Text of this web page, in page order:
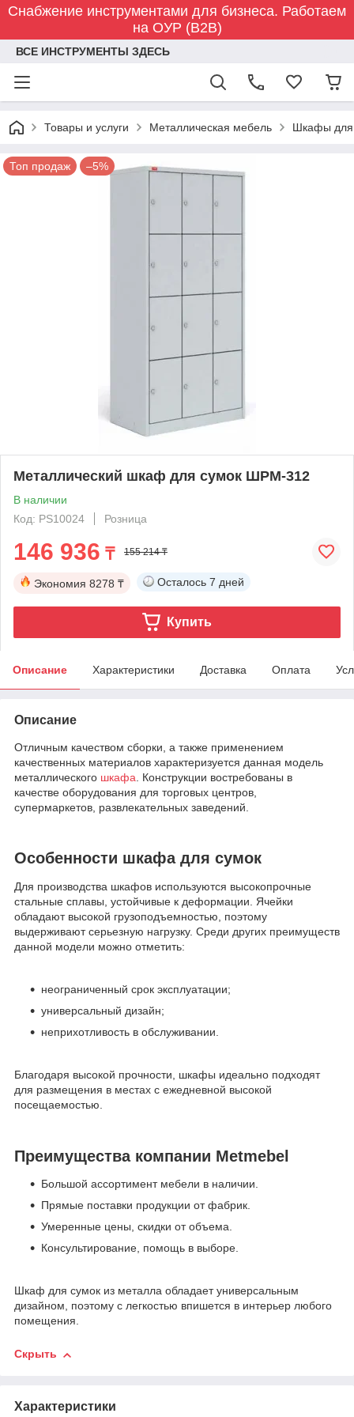
Снабжение инструментами для бизнеса. Работаем
на ОУР (B2B)
ВСЕ ИНСТРУМЕНТЫ ЗДЕСЬ
Товары и услуги Металлическая мебель Шкафы для
Топ продаж –5%
Металлический шкаф для сумок ШРМ-312
В наличии
Код: PS10024
Розница
146 936 ₸ 155 214 ₸
Экономия 8278 ₸ Осталось 7 дней
Купить
Описание Характеристики Доставка Оплата
Описание
Отличным качеством сборки, а также применением
качественных материалов характеризуется данная модель
металлического шкафа . Конструкции востребованы в
качестве оборудования для торговых центров,
супермаркетов, развлекательных заведений.
Особенности шкафа для сумок
Для производства шкафов используются высокопрочные
стальные сплавы, устойчивые к деформации. Ячейки
обладают высокой грузоподъемностью, поэтому
выдерживают серьезную нагрузку. Среди других преимуществ
данной модели можно отметить:
неограниченный срок эксплуатации;
универсальный дизайн;
неприхотливость в обслуживании.
Благодаря высокой прочности, шкафы идеально подходят
для размещения в местах с ежедневной высокой
посещаемостью.
Преимущества компании Metmebel
Большой ассортимент мебели в наличии.
Прямые поставки продукции от фабрик.
Умеренные цены, скидки от объема.
Консультирование, помощь в выборе.
Шкаф для сумок из металла обладает универсальным
дизайном, поэтому с легкостью впишется в интерьер любого
помещения.
Скрыть
Характеристики